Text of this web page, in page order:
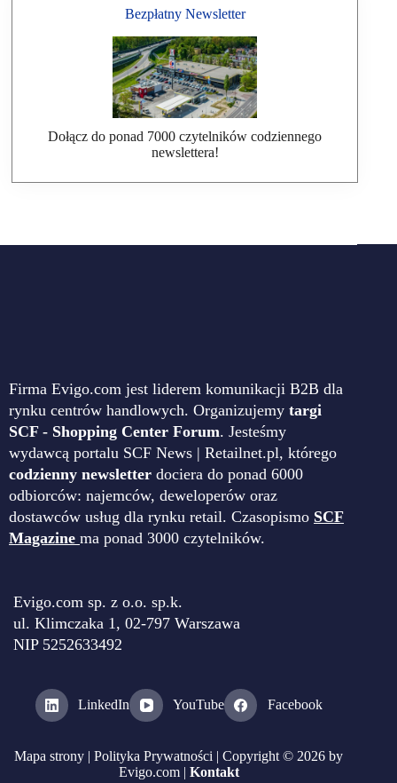
Bezpłatny Newsletter
Dołącz do ponad 7000 czytelników codziennego
newslettera!
Firma Evigo.com jest liderem komunikacji B2B dla
rynku centrów handlowych. Organizujemy targi
SCF - Shopping Center Forum. Jesteśmy
wydawcą portalu SCF News | Retailnet.pl, którego
codzienny newsletter dociera do ponad 6000
odbiorców: najemców, deweloperów oraz
dostawców usług dla rynku retail. Czasopismo SCF
Magazine ma ponad 3000 czytelników.
Evigo.com sp. z o.o. sp.k.
ul. Klimczaka 1, 02-797 Warszawa
NIP 5252633492
LinkedIn YouTube Facebook
Mapa strony |Polityka Prywatności | Copyright © 2026 by
Evigo.com | Kontakt